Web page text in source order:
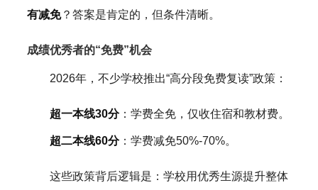
有减免？答案是肯定的，但条件清晰。
成绩优秀者的“免费”机会
2026年，不少学校推出“高分段免费复读”政策：
超一本线30分：学费全免，仅收住宿和教材费。
超二本线60分：学费减免50%-70%。
这些政策背后逻辑是：学校用优秀生源提升整体